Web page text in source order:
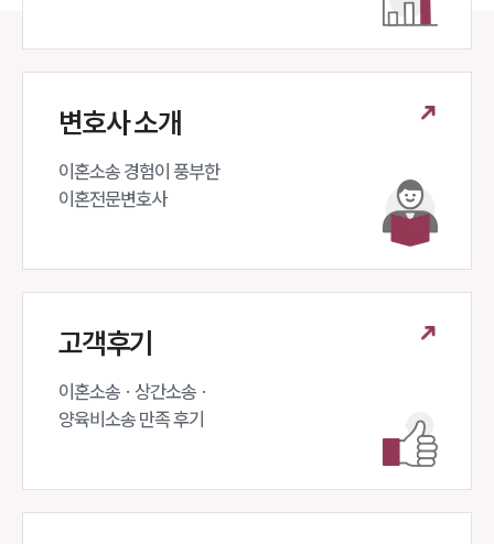
변호사 소개
이혼소송 경험이 풍부한
이혼전문변호사
고객후기
이혼소송 · 상간소송 ·
양육비소송 만족 후기